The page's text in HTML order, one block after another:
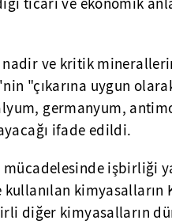
ticari ve ekonomik
ve kritik
"çıkarına uygun
germanyum,
ifade edildi.
işbirliği
kimyasalların
diğer kimyasalların